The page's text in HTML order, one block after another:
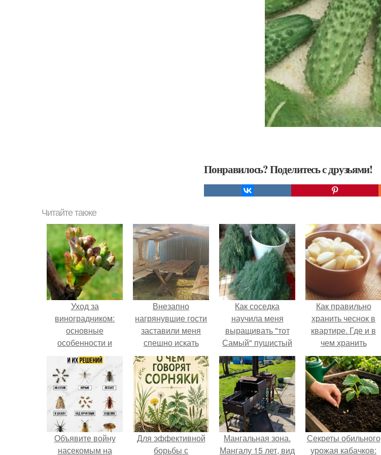
Понравилось? Поделитесь с друзьями!
Читайте также
Уход за
виноградником:
основные
особенности и
подходы
Внезапно
нагрянувшие гости
заставили меня
спешно искать
решение, так как на
обстоятельный
ремонт времени
катастрофически не
хватало.
Как соседка
научила меня
выращивать "тот
Самый" пушистый
укроп.
Как правильно
хранить чеснок в
квартире. Где и в
чем хранить
Объявите войну
насекомым на
Для эффективной
борьбы с
Мангальная зона.
Мангалу 15 лет, вид
Секреты обильного
урожая кабачков: